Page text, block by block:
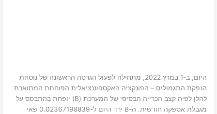
היום, ב-1 במרץ 2022, מתחילה לפעול הגרסה הראשונה של נוסחת
הנפקת התגמולים – הפונקציה האקספוננציאלית הפוחתת המתוארת
להלן לפיה קצב הכרייה הבסיסי של המערכת (B) יופחת בהתבסס על
מגבלת אספקה ​​חודשית. ה-B ירד היום ל-0.02367198839 פאי